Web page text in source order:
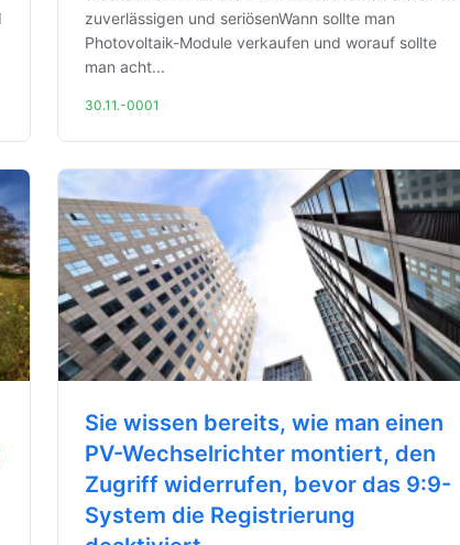
zuverlässigen und seriösenWann sollte man
Photovoltaik-Module verkaufen und worauf sollte
man acht...
30.11.-0001
Sie wissen bereits, wie man einen
PV-Wechselrichter montiert, den
Zugriff widerrufen, bevor das 9:9-
System die Registrierung